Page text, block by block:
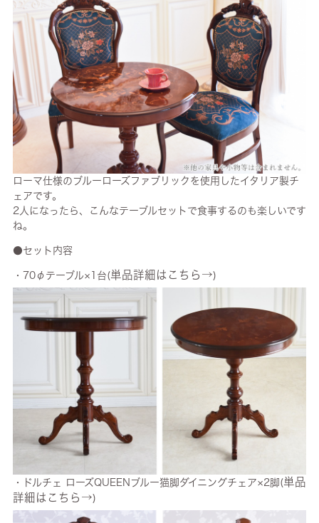
ローマ仕様のブルーローズファブリックを使用したイタリア製チ
ェアです。
2人になったら、こんなテーブルセットで食事するのも楽しいです
ね。
●セット内容
・70φテーブル×1台(単品詳細はこちら→)
・ドルチェ ローズQUEENブルー猫脚ダイニングチェア×2脚(単品
詳細はこちら→)